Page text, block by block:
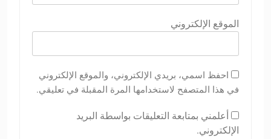
الموقع الإلكتروني
احفظ اسمي، بريدي الإلكتروني، والموقع الإلكتروني
في هذا المتصفح لاستخدامها المرة المقبلة في تعليقي.
أعلمني بمتابعة التعليقات بواسطة البريد
الإلكتروني.